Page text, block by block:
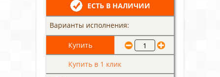
ЕСТЬ В НАЛИЧИИ
Варианты исполнения:
Купить в 1 клик